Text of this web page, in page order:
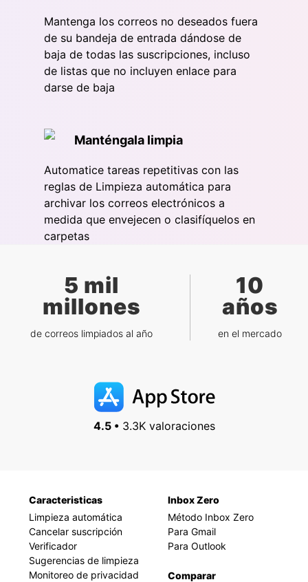
Mantenga los correos no deseados fuera
de su bandeja de entrada dándose de
baja de todas las suscripciones, incluso
de listas que no incluyen enlace para
darse de baja
Manténgala limpia
Automatice tareas repetitivas con las
reglas de Limpieza automática para
archivar los correos electrónicos a
medida que envejecen o clasifíquelos en
carpetas
5 mil
millones
de correos limpiados al año
10
años
en el mercado
4.5 •3.3K valoraciones
Caracteristicas
Limpieza automática
Cancelar suscripción
Verificador
Sugerencias de limpieza
Monitoreo de privacidad
Inbox Zero
Método Inbox Zero
Para Gmail
Para Outlook
Comparar